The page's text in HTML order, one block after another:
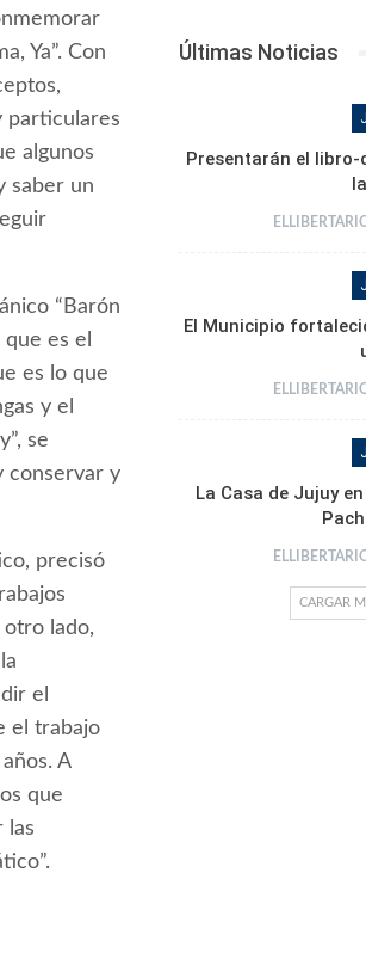
Ya”. Con
particulares
algunos
saber un
“Barón
es el
es lo que
y el
se
conservar y
precisó
otro lado,
el
el trabajo
A
que
las
Últimas Noticias
Presentarán el libro-
El Municipio
La Casa de Jujuy
CARGAR